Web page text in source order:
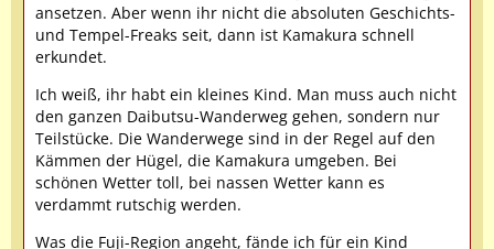
ansetzen. Aber wenn ihr nicht die absoluten Geschichts-
und Tempel-Freaks seit, dann ist Kamakura schnell
erkundet.
Ich weiß, ihr habt ein kleines Kind. Man muss auch nicht
den ganzen Daibutsu-Wanderweg gehen, sondern nur
Teilstücke. Die Wanderwege sind in der Regel auf den
Kämmen der Hügel, die Kamakura umgeben. Bei
schönen Wetter toll, bei nassen Wetter kann es
verdammt rutschig werden.
Was die Fuji-Region angeht, fände ich für ein Kind